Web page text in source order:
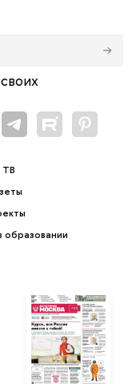
ТВ
образовании